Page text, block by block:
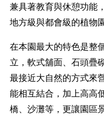
兼具著教育與休憩功能
地方級與都會級的植物園
在本園最大的特色是整
立，軟式舖面、石頭疊
最接近大自然的方式來
能相互結合，加上高高
橋、沙灘等，更讓園區